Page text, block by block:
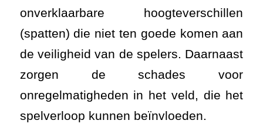
onverklaarbare hoogteverschillen
(spatten) die niet ten goede komen aan
de veiligheid van de spelers. Daarnaast
zorgen de schades voor
onregelmatigheden in het veld, die het
spelverloop kunnen beïnvloeden.